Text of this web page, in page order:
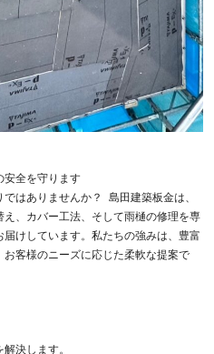
安全を守ります
はありませんか？ 島田建築板金は、
、カバー工法、そして雨樋の修理を専
けしています。私たちの強みは、豊富
客様のニーズに応じた柔軟な提案で
決します。